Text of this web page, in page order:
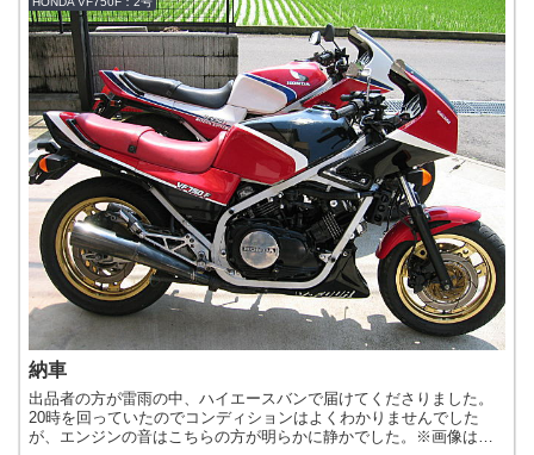
納車
出品者の方が雷雨の中、ハイエースバンで届けてくださりました。
20時を回っていたのでコンディションはよくわかりませんでした
が、エンジンの音はこちらの方が明らかに静かでした。※画像は翌